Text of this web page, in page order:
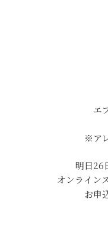
エ
※ア
明日26
オンライン
お申